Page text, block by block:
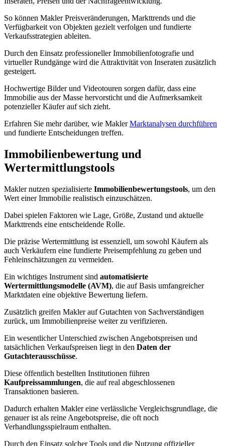
So können Makler Preisveränderungen, Markttrends und die
Verfügbarkeit von Objekten gezielt verfolgen und fundierte
Verkaufsstrategien ableiten.
Durch den Einsatz professioneller Immobilienfotografie und
virtueller Rundgänge wird die Attraktivität von Inseraten zusätzlich
gesteigert.
Hochwertige Bilder und Videotouren sorgen dafür, dass eine
Immobilie aus der Masse hervorsticht und die Aufmerksamkeit
potenzieller Käufer auf sich zieht.
Erfahren Sie mehr darüber, wie MaklerMarktanalysen durchführen
und fundierte Entscheidungen treffen.
Immobilienbewertung und
Wertermittlungstools
Makler nutzen spezialisierte Immobilienbewertungstools, um den
Wert einer Immobilie realistisch einzuschätzen.
Dabei spielen Faktoren wie Lage, Größe, Zustand und aktuelle
Markttrends eine entscheidende Rolle.
Die präzise Wertermittlung ist essenziell, um sowohl Käufern als
auch Verkäufern eine fundierte Preisempfehlung zu geben und
Fehleinschätzungen zu vermeiden.
Ein wichtiges Instrument sind automatisierte
Wertermittlungsmodelle (AVM), die auf Basis umfangreicher
Marktdaten eine objektive Bewertung liefern.
Zusätzlich greifen Makler auf Gutachten von Sachverständigen
zurück, um Immobilienpreise weiter zu verifizieren.
Ein wesentlicher Unterschied zwischen Angebotspreisen und
tatsächlichen Verkaufspreisen liegt in den Daten der
Gutachterausschüsse.
Diese öffentlich bestellten Institutionen führen
Kaufpreissammlungen, die auf real abgeschlossenen
Transaktionen basieren.
Dadurch erhalten Makler eine verlässliche Vergleichsgrundlage, die
genauer ist als reine Angebotspreise, die oft noch
Verhandlungsspielraum enthalten.
Durch den Einsatz solcher Tools und die Nutzung offizieller